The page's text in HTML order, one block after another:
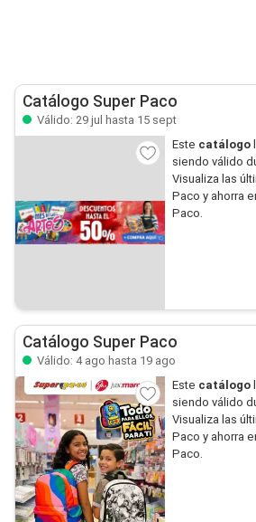
Catálogo Super Paco
Válido: 29 jul hasta 15 sept
Este catálogo
siendo válido
Visualiza las
Paco y ahorra
Paco.
Catálogo Super Paco
Válido: 4 ago hasta 19 ago
Este catálogo
siendo válido
Visualiza las
Paco y ahorra
Paco.